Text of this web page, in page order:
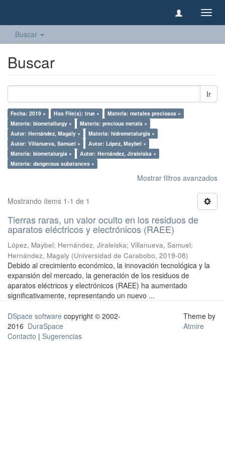
Buscar
Buscar
Ir
Fecha: 2019 × Has File(s): true ×
Materia: metales preciosos ×
Materia: biometallurgy ×
Materia: precious metals ×
Autor: Hernández, Magaly ×
Materia: hidrometalurgia ×
Autor: Villanueva, Samuel ×
Autor: López, Maybel ×
Materia: biometalurgia ×
Autor: Hernández, Jiraleiska ×
Materia: dangerous substances ×
Mostrar filtros avanzados
Mostrando ítems 1-1 de 1
Tierras raras, un valor oculto en los residuos de
aparatos eléctricos y electrónicos (RAEE)
López, Maybel; Hernández, Jiraleiska; Villanueva, Samuel;
Hernández, Magaly (Universidad de Carabobo, 2019-08)
Debido al crecimiento económico, la innovación tecnológica y la
expansión del mercado, la generación de los residuos de
aparatos eléctricos y electrónicos (RAEE) ha aumentado
significativamente, representando un nuevo ...
DSpace software copyright © 2002-
2016 DuraSpace
Contacto | Sugerencias
Theme by
Atmire